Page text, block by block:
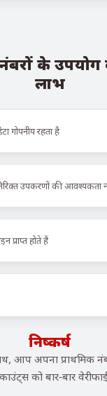
के उपयोग
लाभ
गोपनीय रहता है
उपकरणों की आवश्यकता
प्राप्त होते हैं
निष्कर्ष
आप अपना प्राथमिक
को बार-बार